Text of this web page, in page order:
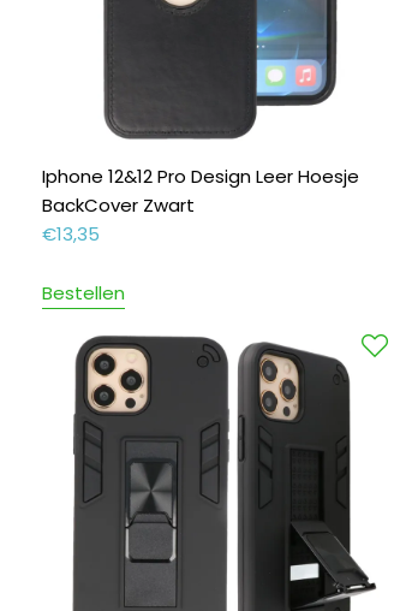
Iphone 12&12 Pro Design Leer Hoesje
BackCover Zwart
€13,35
Bestellen